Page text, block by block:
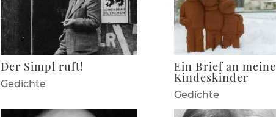
Der Simpl ruft!
Gedichte
Ein Brief an meine
Kindeskinder
Gedichte